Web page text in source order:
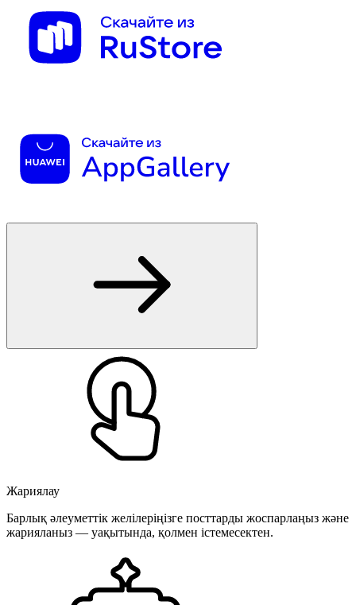
Жариялау
Барлық әлеуметтік желілеріңізге посттарды жоспарлаңыз және
жарияланыз — уақытында, қолмен істемесектен.